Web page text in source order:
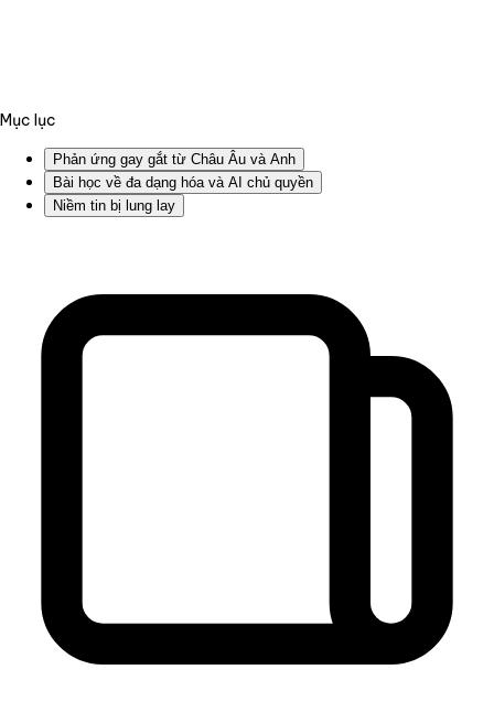
Mục lục
Phản ứng gay gắt từ Châu Âu và Anh
Bài học về đa dạng hóa và AI chủ quyền
Niềm tin bị lung lay